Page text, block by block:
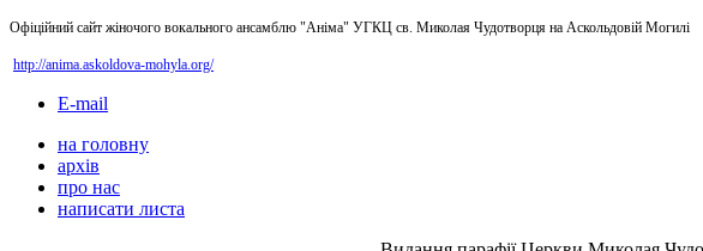
Офіційний сайт жіночого вокального ансамблю "Аніма" УГКЦ св. Миколая Чудотворця на Аскольдовій Могилі
http://anima.askoldova-mohyla.org/
E-mail
на головну
архів
про нас
написати листа